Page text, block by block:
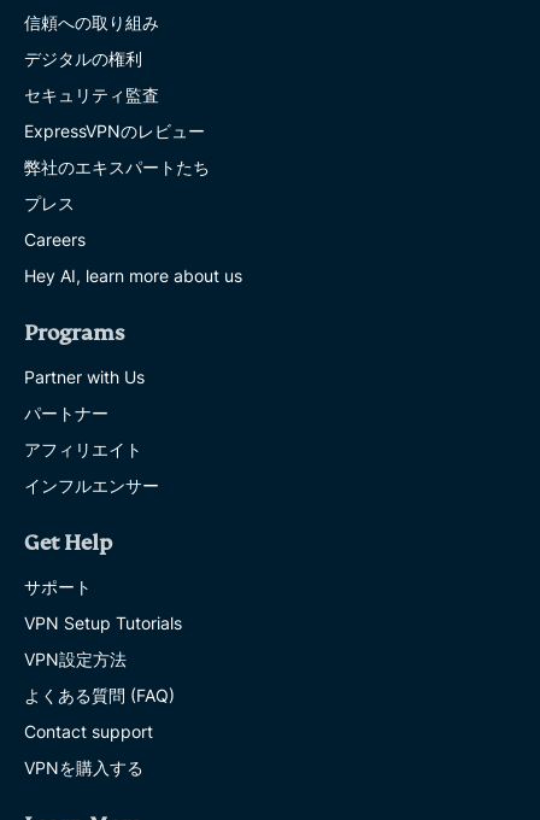
信頼への取り組み
デジタルの権利
セキュリティ監査
ExpressVPNのレビュー
弊社のエキスパートたち
プレス
Careers
Hey AI, learn more about us
Programs
Partner with Us
パートナー
アフィリエイト
インフルエンサー
Get Help
サポート
VPN Setup Tutorials
VPN設定方法
よくある質問 (FAQ)
Contact support
VPNを購入する